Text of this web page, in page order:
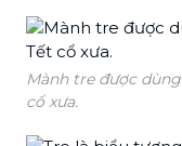
Mành tre được
cổ xưa.